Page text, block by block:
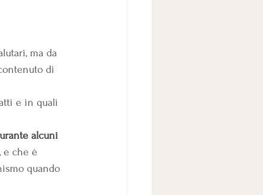
ma da
di
e in quali
alcuni
e che è
quando